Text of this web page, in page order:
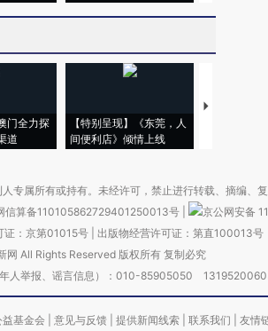
门全力探
道
【特别呈现】《东莞，人
间便利店》倾情上线
【推广】走
专属所有或持有。未经许可，禁止进行转载、摘编、
信算备110105862729401250013号
京公网安备
证：京第01015号| 出版物经营许可证：第直100013号
网 All Rights Reserved 版权所有 复制必究
人举报、谣言信息）：010-85905050
基金会 意见与反馈 提供新闻线索 联系我们 友情